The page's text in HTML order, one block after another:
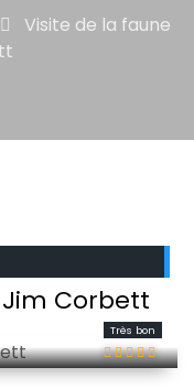
Visite de la faune
Corbett
Très bon